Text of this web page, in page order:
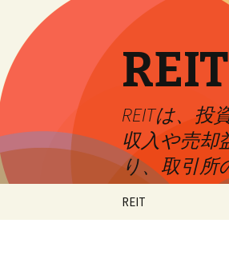
REIT
REITは、
収入や売却
り、取引所
Skip
REIT